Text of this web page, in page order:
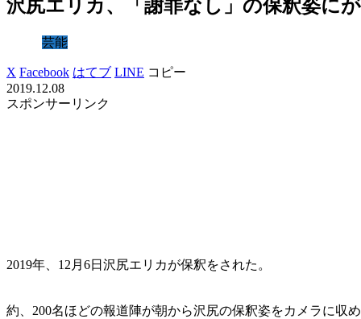
沢尻エリカ、「謝罪なし」の保釈姿に
芸能
X Facebook はてブ LINE コピー
2019.12.08
スポンサーリンク
2019年、12月6日沢尻エリカが保釈をされた。
約、200名ほどの報道陣が朝から沢尻の保釈姿をカメラに収め